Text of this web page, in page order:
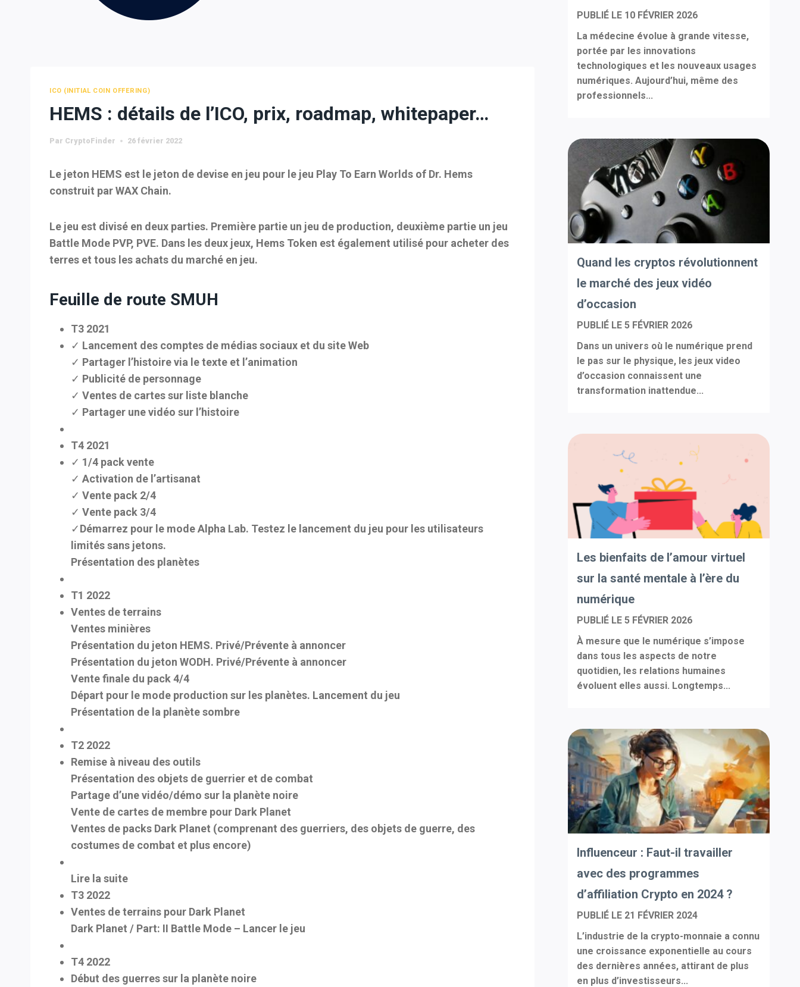
ICO (INITIAL COIN OFFERING)
HEMS : détails de l’ICO, prix, roadmap, whitepaper…
Par CryptoFinder 26 février 2022
Le jeton HEMS est le jeton de devise en jeu pour le jeu Play To Earn Worlds of Dr. Hems
construit par WAX Chain.
Le jeu est divisé en deux parties. Première partie un jeu de production, deuxième partie un jeu
Battle Mode PVP, PVE. Dans les deux jeux, Hems Token est également utilisé pour acheter des
terres et tous les achats du marché en jeu.
Feuille de route SMUH
T3 2021
✓ Lancement des comptes de médias sociaux et du site Web
✓ Partager l’histoire via le texte et l’animation
✓ Publicité de personnage
✓ Ventes de cartes sur liste blanche
✓ Partager une vidéo sur l’histoire
T4 2021
✓ 1/4 pack vente
✓ Activation de l’artisanat
✓ Vente pack 2/4
✓ Vente pack 3/4
✓Démarrez pour le mode Alpha Lab. Testez le lancement du jeu pour les utilisateurs
limités sans jetons.
Présentation des planètes
T1 2022
Ventes de terrains
Ventes minières
Présentation du jeton HEMS. Privé/Prévente à annoncer
Présentation du jeton WODH. Privé/Prévente à annoncer
Vente finale du pack 4/4
Départ pour le mode production sur les planètes. Lancement du jeu
Présentation de la planète sombre
T2 2022
Remise à niveau des outils
Présentation des objets de guerrier et de combat
Partage d’une vidéo/démo sur la planète noire
Vente de cartes de membre pour Dark Planet
Ventes de packs Dark Planet (comprenant des guerriers, des objets de guerre, des
costumes de combat et plus encore)
Lire la suite
T3 2022
Ventes de terrains pour Dark Planet
Dark Planet / Part: II Battle Mode – Lancer le jeu
T4 2022
Début des guerres sur la planète noire
PUBLIÉ LE 10 FÉVRIER 2026
La médecine évolue à grande vitesse,
portée par les innovations
technologiques et les nouveaux usages
numériques. Aujourd’hui, même des
professionnels...
Quand les cryptos révolutionnent
le marché des jeux vidéo
d’occasion
PUBLIÉ LE5 FÉVRIER 2026
Dans un univers où le numérique prend
le pas sur le physique, les jeux video
d’occasion connaissent une
transformation inattendue...
Les bienfaits de l’amour virtuel
sur la santé mentale à l’ère du
numérique
PUBLIÉ LE5 FÉVRIER 2026
À mesure que le numérique s’impose
dans tous les aspects de notre
quotidien, les relations humaines
évoluent elles aussi. Longtemps...
Influenceur : Faut-il travailler
avec des programmes
d’affiliation Crypto en 2024 ?
PUBLIÉ LE 21 FÉVRIER 2024
L’industrie de la crypto-monnaie a connu
une croissance exponentielle au cours
des dernières années, attirant de plus
en plus d’investisseurs...